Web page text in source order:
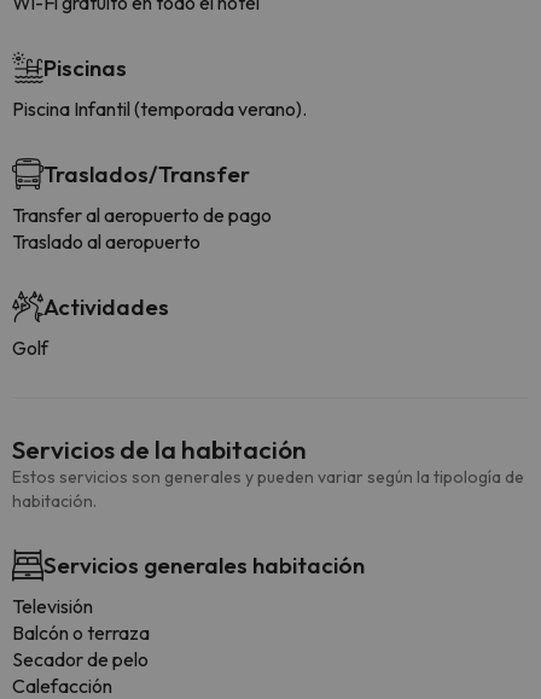
Piscinas
Piscina Infantil (temporada verano).
Traslados/Transfer
Transfer al aeropuerto de pago
Traslado al aeropuerto
Actividades
Golf
Servicios de la habitación
Estos servicios son generales y pueden variar según la tipología de
habitación.
Servicios generales habitación
Televisión
Balcón o terraza
Secador de pelo
Calefacción